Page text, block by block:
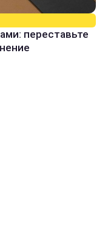
переставьте